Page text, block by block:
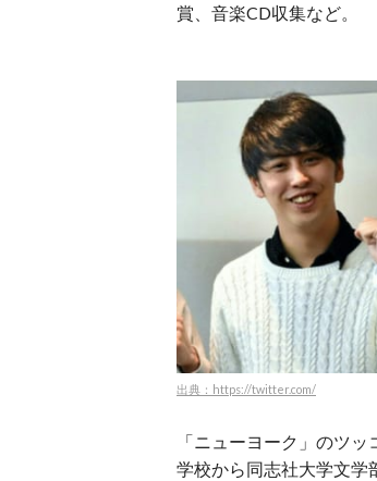
賞、音楽CD収集など。
出典：https://twitter.com/
「ニューヨーク」のツ
学校から同志社大学文学